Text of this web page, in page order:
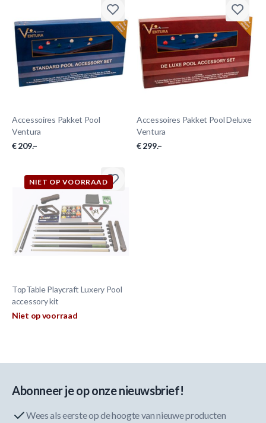
Accessoires Pakket Pool
Ventura
€ 209.–
Accessoires Pakket Pool Deluxe
Ventura
€ 299.–
NIET OP VOORRAAD
TopTable Playcraft Luxery Pool
accessory kit
Niet op voorraad
Abonneer je op onze nieuwsbrief!
Wees als eerste op de hoogte van nieuwe producten